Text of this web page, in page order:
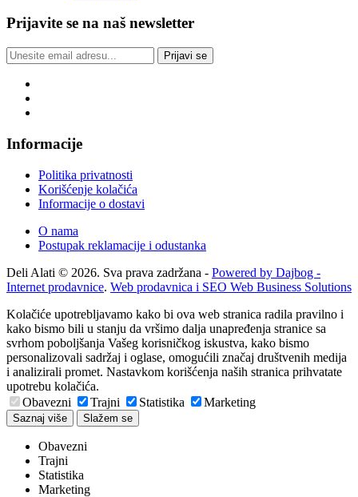
Prijavite se na naš newsletter
Prijavi se
Informacije
Politika privatnosti
Korišćenje kolačića
Informacije o dostavi
O nama
Postupak reklamacije i odustanka
Deli Alati © 2026. Sva prava zadržana - Powered by Dajbog -
Internet prodavnice. Web prodavnica i SEO Web Business Solutions
Kolačiće upotrebljavamo kako bi ova web stranica radila pravilno i
kako bismo bili u stanju da vršimo dalja unapređenja stranice sa
svrhom poboljšanja Vašeg korisničkog iskustva, kako bismo
personalizovali sadržaj i oglase, omogućili značaj društvenih medija
i analizirali promet. Nastavkom korišćenja naših stranica prihvatate
upotrebu kolačića.
Obavezni
Trajni Statistika Marketing
Saznaj više Slažem se
Obavezni
Trajni
Statistika
Marketing